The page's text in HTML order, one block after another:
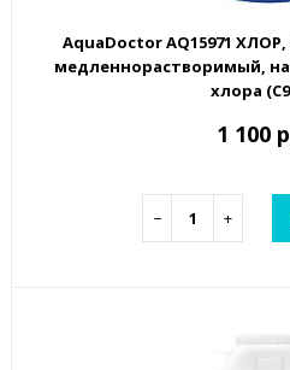
AquaDoctor AQ15971 ХЛОР,
медленнорастворимый, на
хлора
1 100
− +